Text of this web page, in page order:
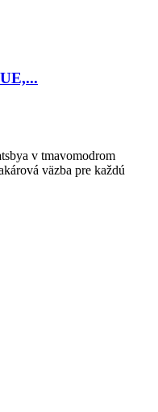
v tmavomodrom
väzba pre každú